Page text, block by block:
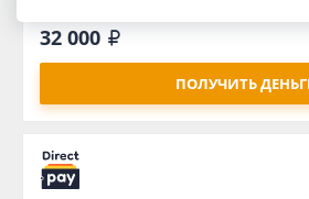
32 000
ПОЛУЧИТЬ